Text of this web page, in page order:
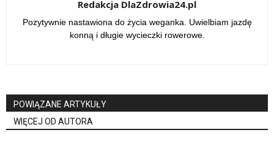
Redakcja DlaZdrowia24.pl
Pozytywnie nastawiona do życia weganka. Uwielbiam jazdę
konną i długie wycieczki rowerowe.
POWIĄZANE ARTYKUŁY
WIĘCEJ OD AUTORA